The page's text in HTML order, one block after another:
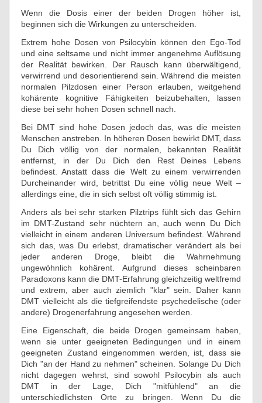
Wenn die Dosis einer der beiden Drogen höher ist,
beginnen sich die Wirkungen zu unterscheiden.
Extrem hohe Dosen von Psilocybin können den Ego-Tod
und eine seltsame und nicht immer angenehme Auflösung
der Realität bewirken. Der Rausch kann überwältigend,
verwirrend und desorientierend sein. Während die meisten
normalen Pilzdosen einer Person erlauben, weitgehend
kohärente kognitive Fähigkeiten beizubehalten, lassen
diese bei sehr hohen Dosen schnell nach.
Bei DMT sind hohe Dosen jedoch das, was die meisten
Menschen anstreben. In höheren Dosen bewirkt DMT, dass
Du Dich völlig von der normalen, bekannten Realität
entfernst, in der Du Dich den Rest Deines Lebens
befindest. Anstatt dass die Welt zu einem verwirrenden
Durcheinander wird, betrittst Du eine völlig neue Welt –
allerdings eine, die in sich selbst oft völlig stimmig ist.
Anders als bei sehr starken Pilztrips fühlt sich das Gehirn
im DMT-Zustand sehr nüchtern an, auch wenn Du Dich
vielleicht in einem anderen Universum befindest. Während
sich das, was Du erlebst, dramatischer verändert als bei
jeder anderen Droge, bleibt die Wahrnehmung
ungewöhnlich kohärent. Aufgrund dieses scheinbaren
Paradoxons kann die DMT-Erfahrung gleichzeitig weltfremd
und extrem, aber auch ziemlich "klar" sein. Daher kann
DMT vielleicht als die tiefgreifendste psychedelische (oder
andere) Drogenerfahrung angesehen werden.
Eine Eigenschaft, die beide Drogen gemeinsam haben,
wenn sie unter geeigneten Bedingungen und in einem
geeigneten Zustand eingenommen werden, ist, dass sie
Dich "an der Hand zu nehmen" scheinen. Solange Du Dich
nicht dagegen wehrst, sind sowohl Psilocybin als auch
DMT in der Lage, Dich "mitfühlend" an die
unterschiedlichsten Orte zu bringen. Wenn Du die